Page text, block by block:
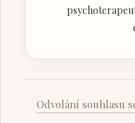
Odvolání souhlasu